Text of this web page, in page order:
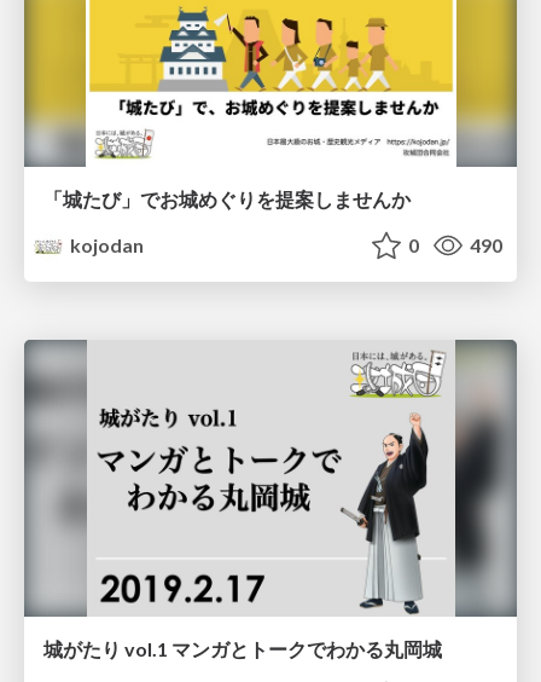
「城たび」でお城めぐりを提案しませんか
kojodan
0 490
城がたり vol.1 マンガとトークでわかる丸岡城